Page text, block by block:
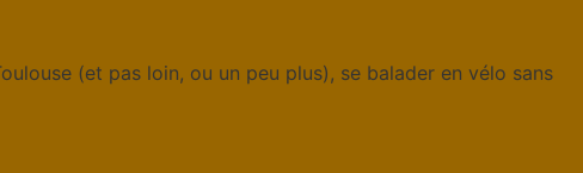
(et pas loin, ou un peu plus), se balader en vélo sans